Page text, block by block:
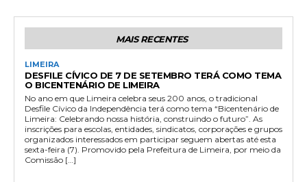
MAIS RECENTES
LIMEIRA
DESFILE CÍVICO DE 7 DE SETEMBRO TERÁ COMO TEMA
O BICENTENÁRIO DE LIMEIRA
No ano em que Limeira celebra seus 200 anos, o tradicional
Desfile Cívico da Independência terá como tema “Bicentenário de
Limeira: Celebrando nossa história, construindo o futuro”. As
inscrições para escolas, entidades, sindicatos, corporações e grupos
organizados interessados em participar seguem abertas até esta
sexta-feira (7). Promovido pela Prefeitura de Limeira, por meio da
Comissão […]